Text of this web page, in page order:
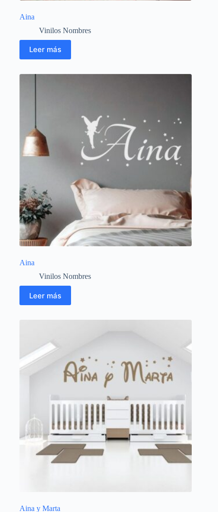
Aina
Vinilos Nombres
Leer más
Aina
Vinilos Nombres
Leer más
Aina y Marta